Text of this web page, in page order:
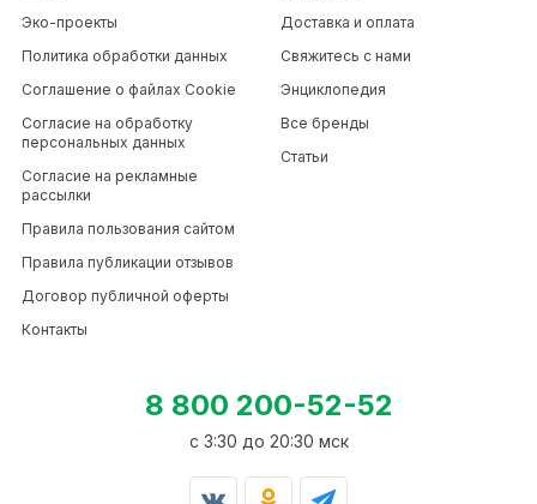
Эко-проекты
Политика обработки данных
Соглашение о файлах Cookie
Согласие на обработку
персональных данных
Согласие на рекламные
рассылки
Правила пользования сайтом
Правила публикации отзывов
Договор публичной оферты
Контакты
Доставка и оплата
Свяжитесь с нами
Энциклопедия
Все бренды
Статьи
8 800 200-52-52
c 3:30 до 20:30 мск